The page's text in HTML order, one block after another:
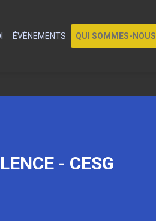
ÉVÈNEMENTS QUI SOMMES-NOUS
- CESG